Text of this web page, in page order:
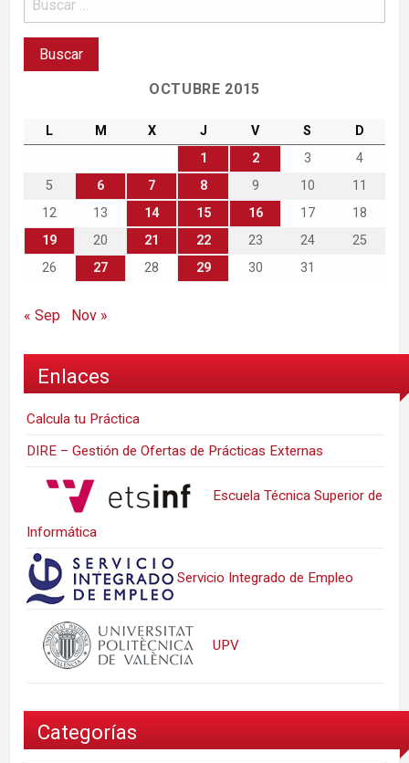
OCTUBRE 2015
L M X J V S
D
1
2 3
4
5
6 7 8 9 10
11
12
13 14 15 16 17
18
19
20 21 22 23 24
25
26
27 28 29 30 31
« Sep Nov »
Enlaces
Calcula tu Práctica
DIRE – Gestión de Ofertas de Prácticas Externas
Escuela Técnica Superior de
Informática
Servicio Integrado de Empleo
UPV
Categorías